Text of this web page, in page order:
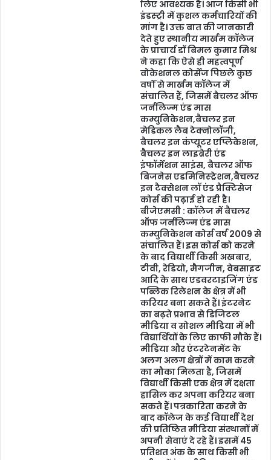
लिए आवश्यक है। आज किसी भी
इंडस्ट्री में कुशल कर्मचारियों की
मांग है। उक्त बात की जानकारी
देते हुए स्थानीय मार्खम कॉलेज
के प्राचार्य डॉ बिमल कुमार मिश्र
ने कहा कि ऐसे ही महत्वपूर्ण
वोकेशनल कोर्सेज पिछले कुछ
वर्षों से मार्खम कॉलेज में
संचालित हैं, जिसमें बैचलर ऑफ
जर्नलिज्म एंड मास
कम्युनिकेशन,बैचलर इन
मेडिकल लैब टेक्नोलॉजी,
बैचलर इन कंप्यूटर एप्लिकेशन,
बैचलर इन लाइब्रेरी एंड
इंफॉर्मेशन साइंस, बैचलर ऑफ
बिजनेस एडमिनिस्ट्रेशन,बैचलर
इन टैक्सेशन लॉ एंड प्रैक्टिसेज
कोर्स की पढ़ाई हो रही है।
बीजेएमसी : कॉलेज में बैचलर
ऑफ जर्नलिज्म एंड मास
कम्युनिकेशन कोर्स वर्ष 2009 से
संचालित हैं। इस कोर्स को करने
के बाद विद्यार्थी किसी अखबार,
टीवी, रेडियो, मैगजीन, वेबसाइट
आदि के साथ एडवरटाइजिंग एंड
पब्लिक रिलेशन के क्षेत्र में भी
करियर बना सकते हैं। इंटरनेट
का बढ़ते प्रभाव से डिजिटल
मीडिया व सोशल मीडिया में भी
विद्यार्थियों के लिए काफी मौके हैं।
मीडिया और एंटरटेनमेंट के
अलग अलग क्षेत्रों में काम करने
का मौका मिलता है, जिसमें
विद्यार्थी किसी एक क्षेत्र में दक्षता
हासिल कर अपना करियर बना
सकते हैं। पत्रकारिता करने के
बाद कॉलेज के कई विद्यार्थी देश
की प्रतिष्ठित मीडिया संस्थानों में
अपनी सेवाएं दे रहे हैं। इसमें 45
प्रतिशत अंक के साथ किसी भी